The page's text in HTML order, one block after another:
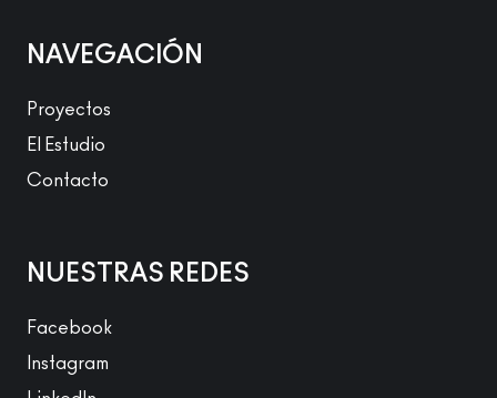
NAVEGACIÓN
Proyectos
El Estudio
Contacto
NUESTRAS REDES
Facebook
Instagram